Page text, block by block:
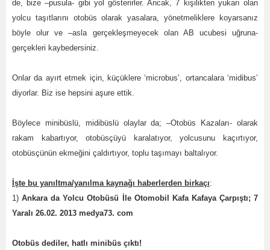
de, bize –pusula- gibi yol gösterirler. Ancak, 7 kişilikten yukarı olan
yolcu taşıtlarını otobüs olarak yasalara, yönetmeliklere koyarsanız
böyle olur ve –asla gerçekleşmeyecek olan AB ucubesi uğruna-
gerçekleri kaybedersiniz.
Onlar da ayırt etmek için, küçüklere ‘microbus’, ortancalara ‘midibus’
diyorlar. Biz ise hepsini aşure ettik.
Böylece minibüslü, midibüslü olaylar da; –Otobüs Kazaları- olarak
rakam kabartıyor, otobüsçüyü karalatıyor, yolcusunu kaçırtıyor,
otobüsçünün ekmeğini çaldırtıyor, toplu taşımayı baltalıyor.
İşte bu yanıltma/yanılma kaynağı haberlerden birkaçı:
1)Ankara da Yolcu Otobüsü İle Otomobil Kafa Kafaya Çarpıştı; 7
Yaralı 26.02. 2013 medya73. com
Otobüs dediler, hatlı minibüs çıktı!